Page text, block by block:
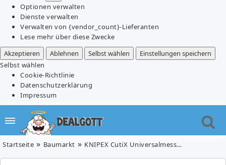
Optionen verwalten
Dienste verwalten
Verwalten von {vendor_count}-Lieferanten
Lese mehr über diese Zwecke
Akzeptieren
Ablehnen Selbst wählen
Einstellungen speichern
Selbst wählen
Cookie-Richtlinie
Datenschutzerklärung
Impressum
Startseite Baumarkt KNIPEX CutiX Universalmesser für 15,79€ (Vergleich: 21,65€)